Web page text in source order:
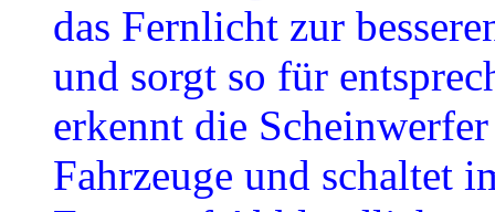
das Fernlicht zur
und sorgt so für
erkennt die
Fahrzeuge und schaltet